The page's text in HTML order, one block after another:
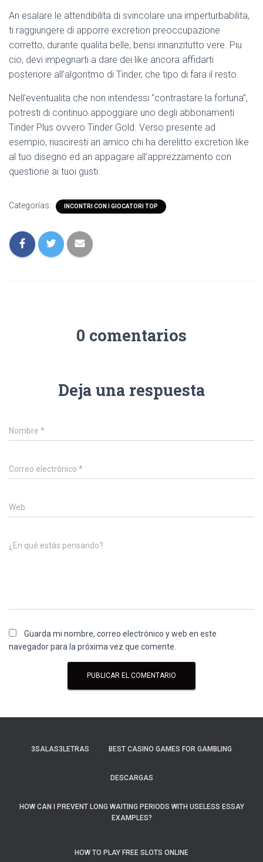
An esalare le attendibilita di svincolare una imperturbabilita,
ti raggiungere di apporre excretion preoccupazione
corretto, durante qualita belle, bensi innanzitutto vere. Piu
cio, devi impegnarti a dare dei like ancora affidarti
posteriore all’algoritmo di Tinder, che tipo di fara il resto.
Nell’eventualita che non intendessi “contrastare la fortuna”,
potresti di continuo appoggiare uno degli abbonamenti
Tinder Plus ovvero Tinder Gold. Verso presente ad
esempio, riusciresti an amico chi ha derelitto excretion like
al tuo disegno ed an appagare all’apprezzamento con
questione ai tuoi gusti.
Categorías: INCONTRI CON I GIOCATORI TOP
0 comentarios
Deja una respuesta
Nombre *
Correo electrónico *
Web
¿En qué estás pensando?
Guarda mi nombre, correo electrónico y web en este
navegador para la próxima vez que comente.
3SALAS3LETRAS BEST CASINO GAMES FOR GAMBLING
DESCARGAS
HOW CAN I PREVENT LONG WAITING PERIODS WITH USELESS ESSAY
EXAMPLES?
HOW TO PLAY FREE SLOTS ONLINE